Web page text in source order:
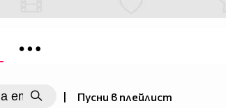
| Пусни в плейлист